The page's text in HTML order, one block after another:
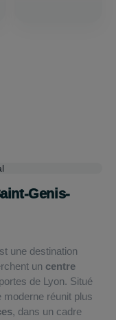
Genis-
une destination
un centre
de Lyon. Situé
réunit plus
, dans un cadre